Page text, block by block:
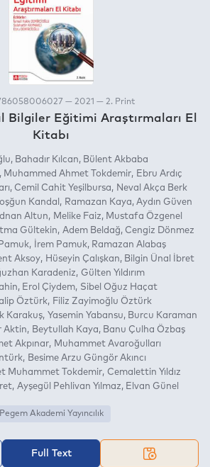
— 2021 — 2. Print
Bilgiler Eğitimi Araştırmaları El
Kitabı
Bahadır Kılcan
Bülent Akbaba
Muhammed Ahmet Tokdemir
Ebru Ardıç
Cemil Cahit Yeşilbursa
Neval Akça Berk
Kandal Ramazan Kaya Aydın Güven
Altun Melike Faiz
Mustafa Özgenel
Gültekin Adem Beldağ
Cengiz Dönmez
İrem Pamuk
Ramazan Alabaş
Aksoy Hüseyin Çalışkan
Bilgin Ünal İbret
Karadeniz
Gülten Yıldırım
Erol Çiydem
Sibel Oğuz Haçat
Öztürk
Filiz Zayimoğlu Öztürk
Karakuş Yasemin Yabansu
Burcu Karaman
Aktin Beytullah Kaya
Banu Çulha Özbaş
Akpınar
Muhammet Avaroğulları
Besime Arzu Güngör Akıncı
Muhammet Tokdemir
Cemalettin Yıldız
Ayşegül Pehlivan Yılmaz Elvan Günel
Pegem Akademi Yayıncılık
Full Text